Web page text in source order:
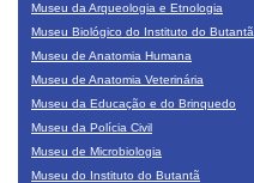
Museu da Arqueologia e Etnologia
Museu Biológico do Instituto do Butantã
Museu de Anatomia Humana
Museu de Anatomia Veterinária
Museu da Educação e do Brinquedo
Museu da Polícia Civil
Museu de Microbiologia
Museu do Instituto do Butantã